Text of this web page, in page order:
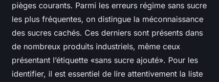
pièges courants. Parmi les erreurs régime sans sucre
les plus fréquentes, on distingue la méconnaissance
des sucres cachés. Ces derniers sont présents dans
de nombreux produits industriels, même ceux
présentant l’étiquette «sans sucre ajouté». Pour les
identifier, il est essentiel de lire attentivement la liste